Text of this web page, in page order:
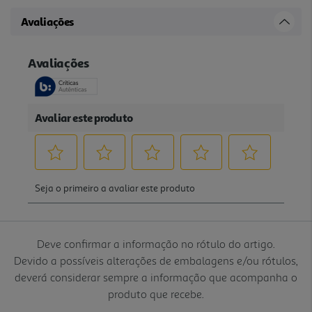
Avaliações
Deve confirmar a informação no rótulo do artigo.
Devido a possíveis alterações de embalagens e/ou rótulos,
deverá considerar sempre a informação que acompanha o
produto que recebe.